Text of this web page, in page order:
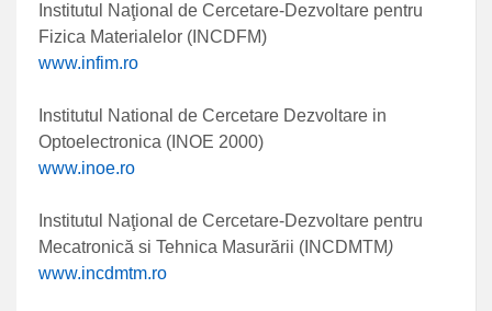
Institutul Naţional de Cercetare-Dezvoltare pentru
Fizica Materialelor (INCDFM)
www.infim.ro
Institutul National de Cercetare Dezvoltare in
Optoelectronica (INOE 2000)
www.inoe.ro
Institutul Naţional de Cercetare-Dezvoltare pentru
Mecatronică si Tehnica Masurării (INCDMTM)
www.incdmtm.ro